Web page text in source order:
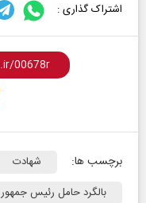
اشتراک گذاری :
برچسب ها: شهادت
بالگرد حامل رئیس جمهور